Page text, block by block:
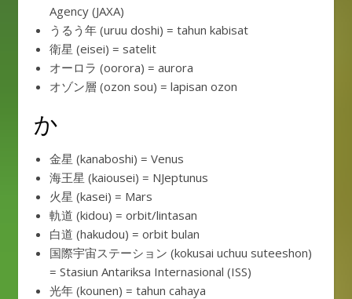
Agency (JAXA)
うるう年 (uruu doshi) = tahun kabisat
衛星 (eisei) = satelit
オーロラ (oorora) = aurora
オゾン層 (ozon sou) = lapisan ozon
か
金星 (kanaboshi) = Venus
海王星 (kaiousei) = NJeptunus
火星 (kasei) = Mars
軌道 (kidou) = orbit/lintasan
白道 (hakudou) = orbit bulan
国際宇宙ステーション (kokusai uchuu suteeshon)
= Stasiun Antariksa Internasional (ISS)
光年 (kounen) = tahun cahaya